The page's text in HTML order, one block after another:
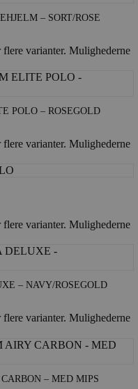
– SORT/ROSE
flere varianter. Mulighederne
POLO – ROSEGOLD
flere varianter. Mulighederne
flere varianter. Mulighederne
– NAVY/ROSEGOLD
flere varianter. Mulighederne
– MED MIPS